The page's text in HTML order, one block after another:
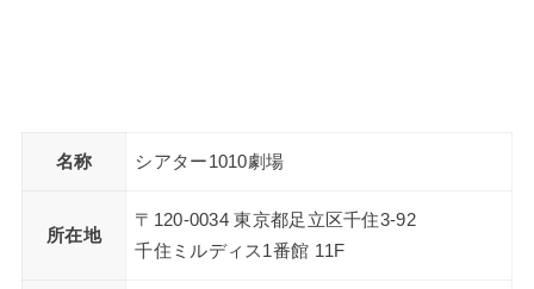
名称 シアター1010劇場
所在地
〒120-0034 東京都足立区千住3-92
千住ミルディス1番館 11F